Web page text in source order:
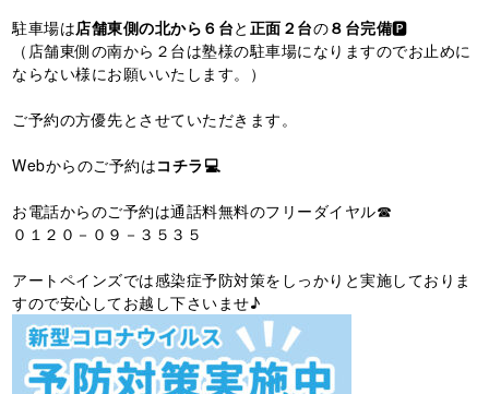
駐車場は店舗東側の北から６台と 正面２台の８台完備🅿️
（店舗東側の南から２台は塾様の駐車場になりますのでお止めに
ならない様にお願いいたします。）
ご予約の方優先とさせていただきます。
Webからのご予約はコチラ💻
お電話からのご予約は通話料無料のフリーダイヤル☎
０１２０－０９－３５３５
アートペインズでは感染症予防対策をしっかりと実施しておりま
すので安心してお越し下さいませ♪